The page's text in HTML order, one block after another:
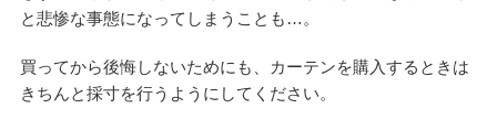
と悲惨な事態になってしまうことも…。
買ってから後悔しないためにも、カーテンを購入するときは
きちんと採寸を行うようにしてください。